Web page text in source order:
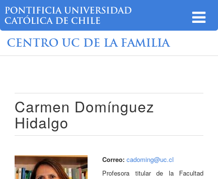
CENTRO UC DE LA FAMILIA
Carmen Domínguez
Hidalgo
Correo: cadoming@uc.cl
Profesora titular de la Facultad